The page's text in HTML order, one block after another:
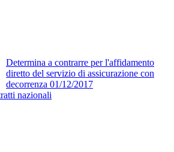
Determina a contrarre per l'affidamento
diretto del servizio di assicurazione con
decorrenza 01/12/2017
nazionali